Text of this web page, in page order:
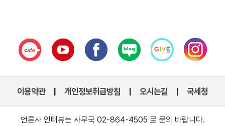
이용약관| 개인정보취급방침 오시는길 국세청
언론사 인터뷰는 사무국 02-864-4505 로 문의 바랍니다.